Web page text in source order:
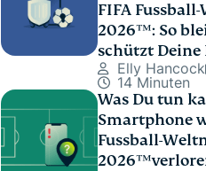
FIFA
2026™️: So
schützt Deine
Elly Hancock
14 Minuten
Was Du tun
Smartphone
Fussball-